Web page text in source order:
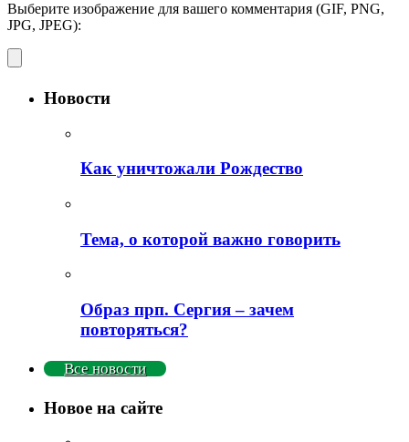
Выберите изображение для вашего комментария (GIF, PNG,
JPG, JPEG):
Новости
Как уничтожали Рождество
Тема, о которой важно говорить
Образ прп. Сергия – зачем
повторяться?
Все новости
Новое на сайте